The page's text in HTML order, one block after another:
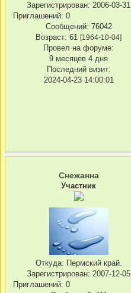
Зарегистрирован: 2006-03-31
Приглашений: 0
Сообщений: 76042
Возраст: 61 [1964-10-04]
Провел на форуме:
9 месяцев 4 дня
Последний визит:
2024-04-23 14:00:01
Снежанна
Участник
Откуда: Пермский край.
Зарегистрирован: 2007-12-05
Приглашений: 0